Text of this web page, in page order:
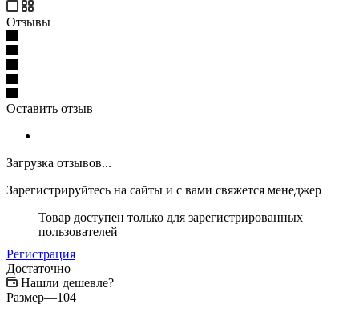
Отзывы
Оставить отзыв
Загрузка отзывов...
Зарегистрируйтесь на сайты и с вами свяжется менеджер
Товар доступен только для зарегистрированных
пользователей
Регистрация
Достаточно
Нашли дешевле?
Размер—104